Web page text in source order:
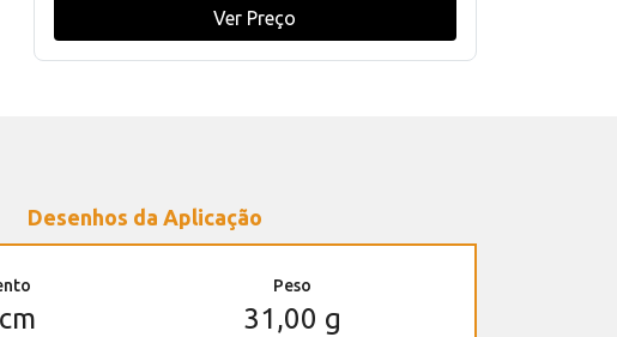
Ver Preço
Desenhos da Aplicação
Peso
31,00 g